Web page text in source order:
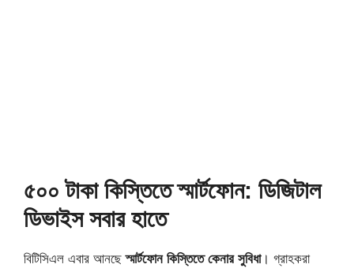
৫০০ টাকা কিস্তিতে স্মার্টফোন: ডিজিটাল
ডিভাইস সবার হাতে
বিটিসিএল এবার আনছেস্মার্টফোন কিস্তিতে কেনার সুবিধা। গ্রাহকরা